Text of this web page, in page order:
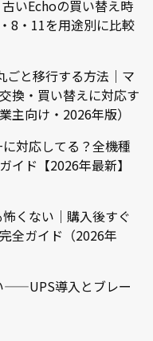
いEchoの買い替え時
8・11を用途別に比較
ごと移行する方法｜マ
換・買い替えに対応す
主向け・2026年版）
対応してる？全機種
イド【2026年最新】
くない｜購入後すぐ
全ガイド（2026年
——UPS導入とブレー